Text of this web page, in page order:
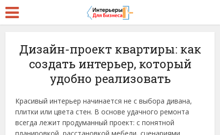
Дизайн-проект квартиры: как
создать интерьер, который
удобно реализовать
Красивый интерьер начинается не с выбора дивана,
плитки или цвета стен. В основе удачного ремонта
всегда лежит продуманный проект: с понятной